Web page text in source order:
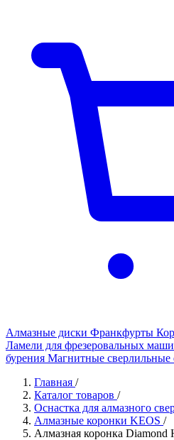
Алмазные диски Франкфурты
Ламели для фрезеровальных
бурения Магнитные сверлильные
Главная /
Каталог товаров /
Оснастка для алмазного
Алмазные коронки KEOS /
Алмазная коронка